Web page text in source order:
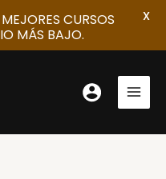
CURSOS
MÁS BAJO.
X